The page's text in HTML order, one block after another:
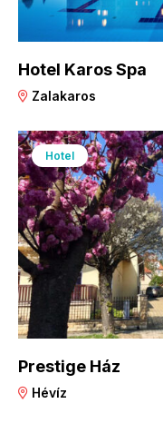
Hotel Karos Spa
Zalakaros
Hotel
Prestige Ház
Hévíz